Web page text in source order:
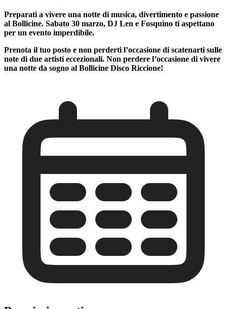
Preparati a vivere una notte di musica, divertimento e passione
al Bollicine. Sabato 30 marzo, DJ Len e Fosquino ti aspettano
per un evento imperdibile.
Prenota il tuo posto e non perderti l’occasione di scatenarti sulle
note di due artisti eccezionali. Non perdere l’occasione di vivere
una notte da sogno al Bollicine Disco Riccione!